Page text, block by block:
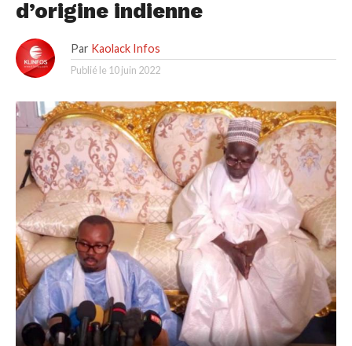
d’origine indienne
Par Kaolack Infos
Publié le 10 juin 2022